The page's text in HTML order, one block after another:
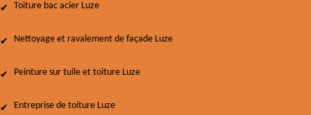
Toiture bac acier Luze
Nettoyage et ravalement de façade Luze
Peinture sur tuile et toiture Luze
Entreprise de toiture Luze